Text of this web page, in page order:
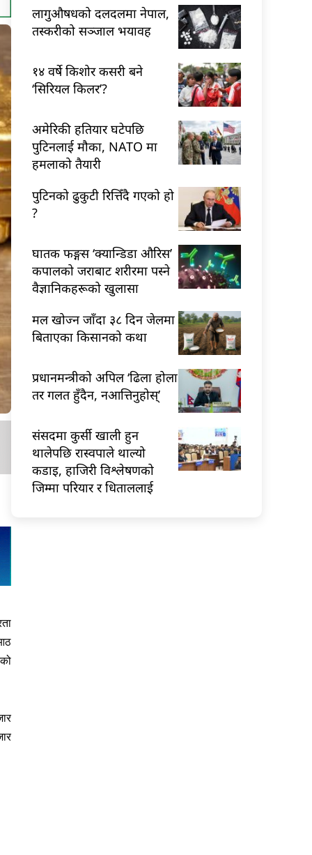
लागुऔषधको दलदलमा नेपाल,
तस्करीको सञ्जाल भयावह
१४ वर्षे किशोर कसरी बने
‘सिरियल किलर’?
अमेरिकी हतियार घटेपछि
पुटिनलाई मौका, NATO मा
हमलाको तैयारी
पुटिनको ढुकुटी रित्तिँदै गएको हो
?
घातक फङ्गस ‘क्यान्डिडा औरिस’
कपालको जराबाट शरीरमा पस्ने
वैज्ञानिकहरूको खुलासा
मल खोज्न जाँदा ३८ दिन जेलमा
बिताएका किसानको कथा
प्रधानमन्त्रीको अपिल ‘ढिला होला
तर गलत हुँदैन, नआत्तिनुहोस्’
संसदमा कुर्सी खाली हुन
थालेपछि रास्वपाले थाल्यो
कडाइ, हाजिरी विश्लेषणको
जिम्मा परियार र धिताललाई